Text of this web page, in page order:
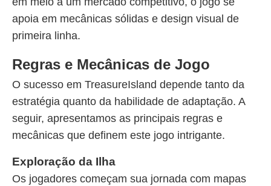
apoia em mecânicas sólidas e design visual de
primeira linha.
Regras e Mecânicas de Jogo
O sucesso em TreasureIsland depende tanto da
estratégia quanto da habilidade de adaptação. A
seguir, apresentamos as principais regras e
mecânicas que definem este jogo intrigante.
Exploração da Ilha
Os jogadores começam sua jornada com mapas